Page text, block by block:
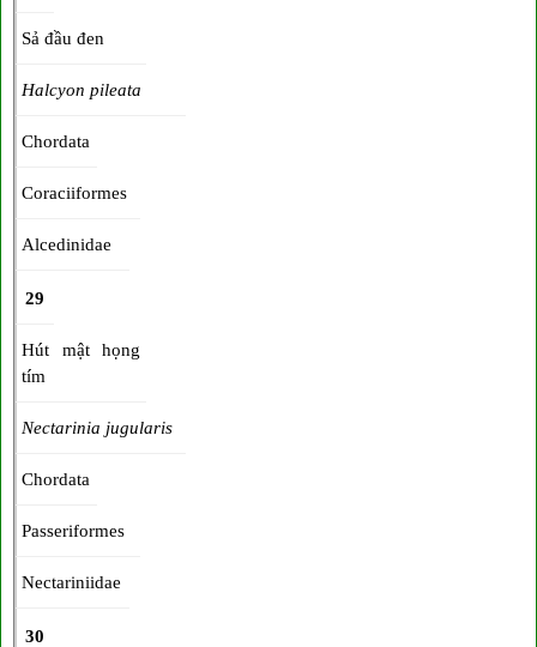
Sả đầu đen
Halcyon pileata
Chordata
Coraciiformes
Alcedinidae
29
Hút mật họng
tím
Nectarinia jugularis
Chordata
Passeriformes
Nectariniidae
30